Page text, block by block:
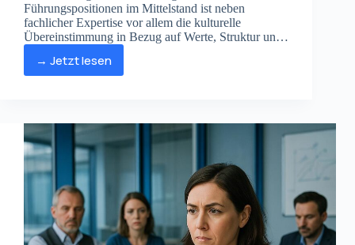
Führungspositionen im Mittelstand ist neben
fachlicher Expertise vor allem die kulturelle
Übereinstimmung in Bezug auf Werte, Struktur und
→ Jetzt lesen
Wie
Fit
bei
der
Geschäftsführerbesetzung
objektiv
bewerten?